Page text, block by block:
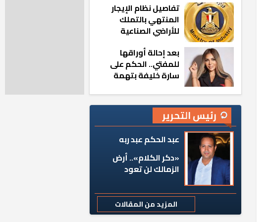
تفاصيل نظام الإيجار
المنتهي بالتملك
للأراضي الصناعية
بعد إحالة أوراقها
للمفتي.. الحكم على
سارة خليفة بتهمة
رئيس التحرير
عبد الحكم عبد ربه
«دكر الكلام».. أرض
الزمالك لن تعود
المزيد من المقالات